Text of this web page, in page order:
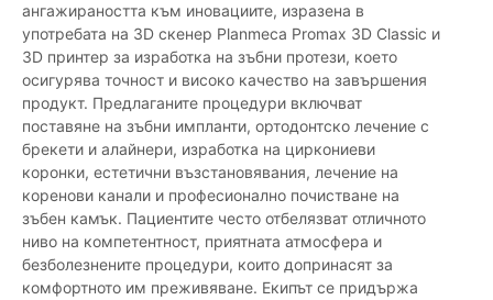
ангажираността към иновациите, изразена в
употребата на 3D скенер Planmeca Promax 3D Classic и
3D принтер за изработка на зъбни протези, което
осигурява точност и високо качество на завършения
продукт. Предлаганите процедури включват
поставяне на зъбни импланти, ортодонтско лечение с
брекети и алайнери, изработка на циркониеви
коронки, естетични възстановявания, лечение на
коренови канали и професионално почистване на
зъбен камък. Пациентите често отбелязват отличното
ниво на компетентност, приятната атмосфера и
безболезнените процедури, които допринасят за
комфортното им преживяване. Екипът се придържа